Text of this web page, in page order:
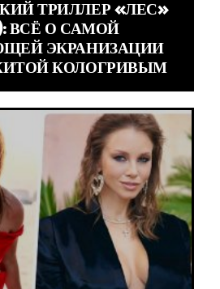
ТРИЛЛЕР «ЛЕС»
ВСЁ О САМОЙ
ЭКРАНИЗАЦИИ
КОЛОГРИВЫМ